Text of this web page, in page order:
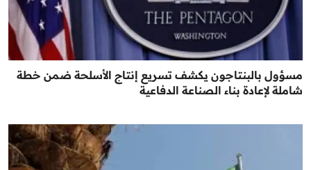
مسؤول بالبنتاجون يكشف تسريع إنتاج الأسلحة ضمن خطة
شاملة لإعادة بناء الصناعة الدفاعية